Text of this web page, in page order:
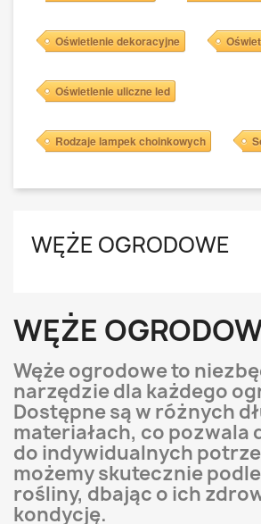
Oświetlenie dekoracyjne
Oświetlenie uliczne led
Rodzaje lampek choinkowych
WĘŻE OGRODOWE
WĘŻE
Węże ogrodowe to
narzędzie dla każdego
Dostępne są w różnych
materiałach, co pozwala
do indywidualnych
możemy skutecznie
rośliny, dbając o ich
kondycję.